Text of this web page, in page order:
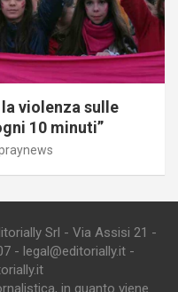
violenza sulle
10 minuti”
Srl - Via Assisi 21 -
- legal@editorially.it -
in quanto viene